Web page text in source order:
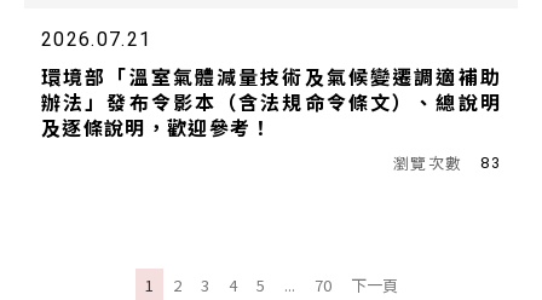
2026.07.21
環境部「溫室氣體減量技術及氣候變遷調適補助
辦法」發布令影本（含法規命令條文）、總說明
及逐條說明，歡迎參考！
83
1 2 3 4 5 ... 70 下一頁